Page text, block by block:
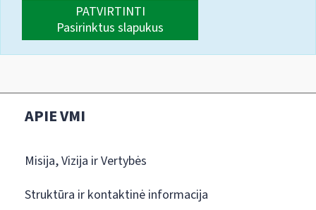
PATVIRTINTI
Pasirinktus slapukus
APIE VMI
Misija, Vizija ir Vertybės
Struktūra ir kontaktinė informacija